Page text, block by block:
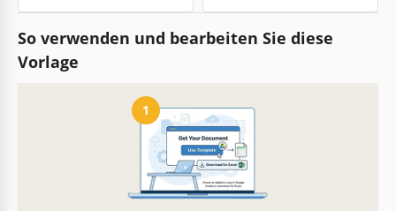
So verwenden und bearbeiten Sie diese
Vorlage
1